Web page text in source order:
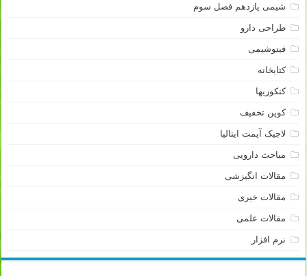
شیمی یازدهم فصل سوم
طراحی دارو
فیتوشیمی
کتابخانه
کنکوریها
کوپن تخفیف
لاجیک آیمت ایتالیا
مباحث دارویی
مقالات انگیزشی
مقالات خبری
مقالات علمی
نرم افزار